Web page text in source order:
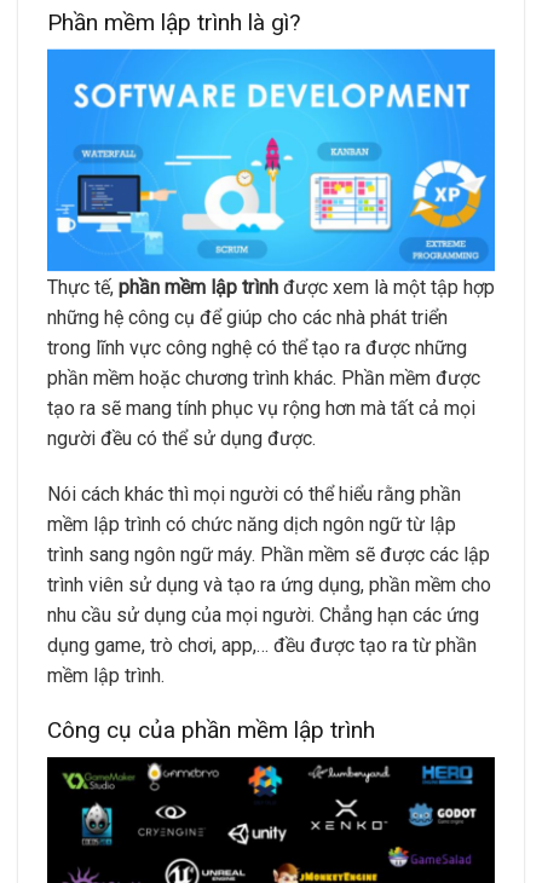
Phần mềm lập trình là gì?
Thực tế, phần mềm lập trình được xem là một tập hợp
những hệ công cụ để giúp cho các nhà phát triển
trong lĩnh vực công nghệ có thể tạo ra được những
phần mềm hoặc chương trình khác. Phần mềm được
tạo ra sẽ mang tính phục vụ rộng hơn mà tất cả mọi
người đều có thể sử dụng được.
Nói cách khác thì mọi người có thể hiểu rằng phần
mềm lập trình có chức năng dịch ngôn ngữ từ lập
trình sang ngôn ngữ máy. Phần mềm sẽ được các lập
trình viên sử dụng và tạo ra ứng dụng, phần mềm cho
nhu cầu sử dụng của mọi người. Chẳng hạn các ứng
dụng game, trò chơi, app,… đều được tạo ra từ phần
mềm lập trình.
Công cụ của phần mềm lập trình